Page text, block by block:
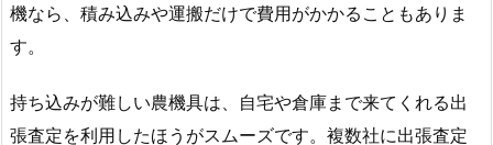
機なら、積み込みや運搬だけで費用がかかることもありま
す。
持ち込みが難しい農機具は、自宅や倉庫まで来てくれる出
張査定を利用したほうがスムーズです。複数社に出張査定